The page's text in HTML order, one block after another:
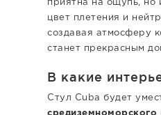
приятна на ощупь, но
цвет плетения и
создавая атмосферу
станет прекрасным
В какие
Стул Cuba будет
средиземноморского